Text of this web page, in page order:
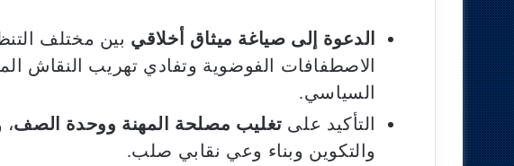
الدعوة إلى صياغة ميثاق أخلاقي بين مختلف
الاصطفافات الفوضوية وتفادي تهريب النقاش
السياسي.
التأكيد على تغليب مصلحة المهنة ووحدة الصف،
والتكوين وبناء وعي نقابي صلب.